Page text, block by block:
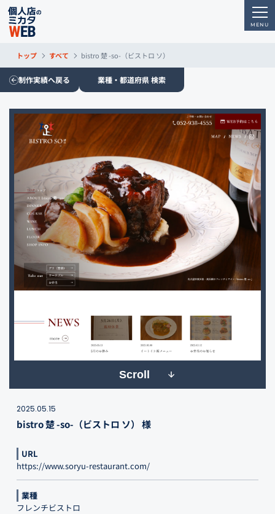
トップ すべて bistro 楚 -so-（ビストロ ソ）
制作実績へ戻る 業種・都道府県 検索
Scroll
2025.05.15
bistro 楚 -so-（ビストロ ソ） 様
URL
https://www.soryu-restaurant.com/
業種
フレンチビストロ